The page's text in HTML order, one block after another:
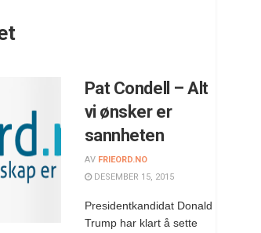
Pat Condell – Alt
vi ønsker er
sannheten
AV FRIEORD.NO
DESEMBER 15, 2015
Presidentkandidat Donald
Trump har klart å sette